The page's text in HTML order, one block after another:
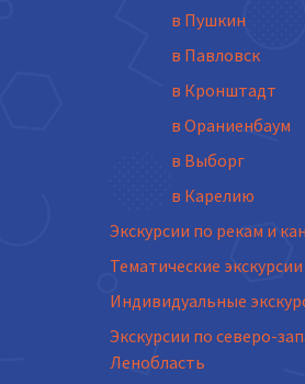
в Пушкин
в Павловск
в Кронштадт
в Ораниенбаум
в Выборг
в Карелию
Экскурсии по рекам и
Тематические экскурсии
Индивидуальные
Экскурсии по северо-
Ленобласть